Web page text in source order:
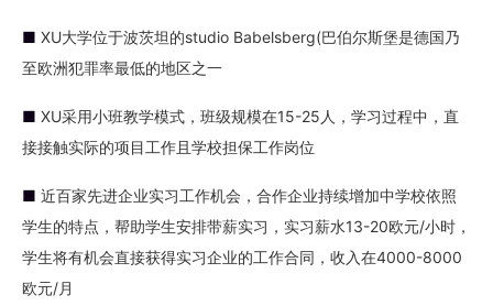
■ XU大学位于波茨坦的studio Babelsberg(巴伯尔斯堡是德国乃
至欧洲犯罪率最低的地区之一
■ XU采用小班教学模式，班级规模在15-25人，学习过程中，直
接接触实际的项目工作且学校担保工作岗位
■ 近百家先进企业实习工作机会，合作企业持续增加中学校依照
学生的特点，帮助学生安排带薪实习，实习薪水13-20欧元/小时，
学生将有机会直接获得实习企业的工作合同，收入在4000-8000
欧元/月